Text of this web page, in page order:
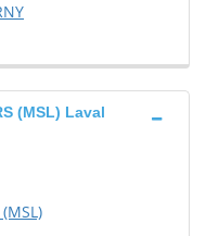
(MSL) Laval